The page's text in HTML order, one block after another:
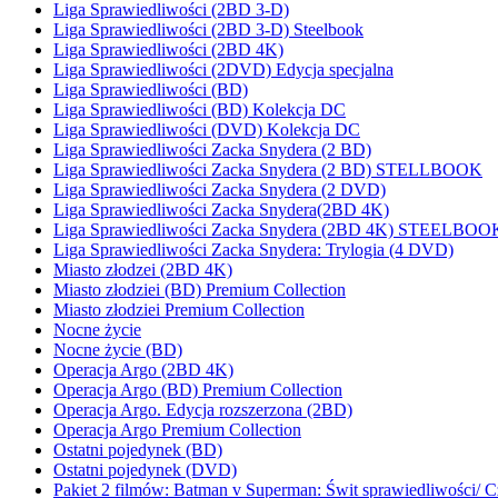
Liga Sprawiedliwości (2BD 3-D)
Liga Sprawiedliwości (2BD 3-D) Steelbook
Liga Sprawiedliwości (2BD 4K)
Liga Sprawiedliwości (2DVD) Edycja specjalna
Liga Sprawiedliwości (BD)
Liga Sprawiedliwości (BD) Kolekcja DC
Liga Sprawiedliwości (DVD) Kolekcja DC
Liga Sprawiedliwości Zacka Snydera (2 BD)
Liga Sprawiedliwości Zacka Snydera (2 BD) STELLBOOK
Liga Sprawiedliwości Zacka Snydera (2 DVD)
Liga Sprawiedliwości Zacka Snydera(2BD 4K)
Liga Sprawiedliwości Zacka Snydera (2BD 4K)
Liga Sprawiedliwości Zacka Snydera: Trylogia (4 DVD)
Miasto złodzei (2BD 4K)
Miasto złodziei (BD) Premium Collection
Miasto złodziei Premium Collection
Nocne życie
Nocne życie (BD)
Operacja Argo (2BD 4K)
Operacja Argo (BD) Premium Collection
Operacja Argo. Edycja rozszerzona (2BD)
Operacja Argo Premium Collection
Ostatni pojedynek (BD)
Ostatni pojedynek (DVD)
Pakiet 2 filmów: Batman v Superman: Świt sprawiedliwości/